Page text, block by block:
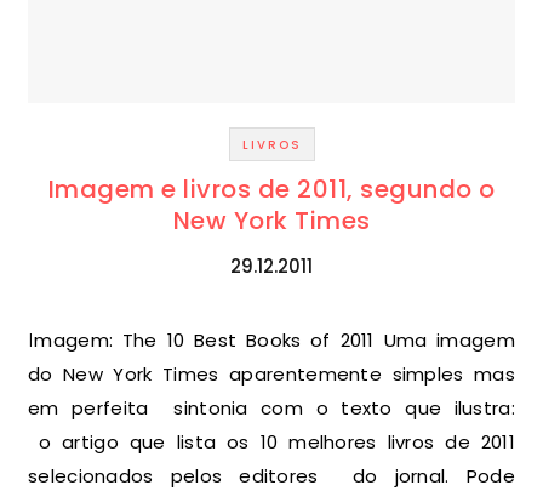
LIVROS
Imagem e livros de 2011, segundo o
New York Times
29.12.2011
Imagem: The 10 Best Books of 2011 Uma imagem
do New York Times aparentemente simples mas
em perfeita sintonia com o texto que ilustra:
o artigo que lista os 10 melhores livros de 2011
selecionados pelos editores do jornal. Pode